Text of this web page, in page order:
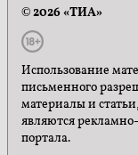
© 2026 «ТИА»
Использование
письменного
материалы и
являются
портала.